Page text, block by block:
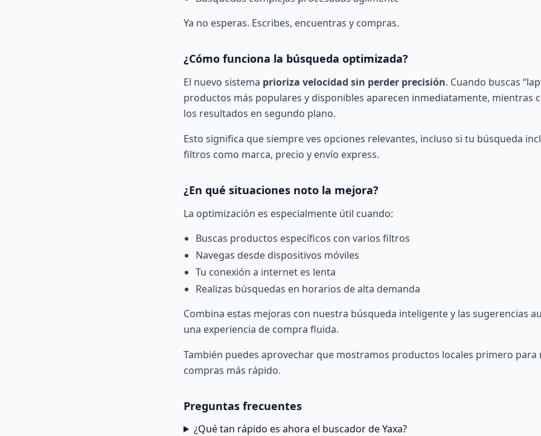
Ya no esperas. Escribes, encuentras y compras.
¿Cómo funciona la búsqueda optimizada?
El nuevo sistema prioriza velocidad sin perder precisión. Cuando buscas
productos más populares y disponibles aparecen inmediatamente, mientras
los resultados en segundo plano.
Esto significa que siempre ves opciones relevantes, incluso si tu búsqueda
filtros como marca, precio y envío express.
¿En qué situaciones noto la mejora?
La optimización es especialmente útil cuando:
Buscas productos específicos con varios filtros
Navegas desde dispositivos móviles
Tu conexión a internet es lenta
Realizas búsquedas en horarios de alta demanda
Combina estas mejoras con nuestra búsqueda inteligentey las sugerencias
una experiencia de compra fluida.
También puedes aprovechar que mostramos productos locales primero para
compras más rápido.
Preguntas frecuentes
¿Qué tan rápido es ahora el buscador de Yaxa?